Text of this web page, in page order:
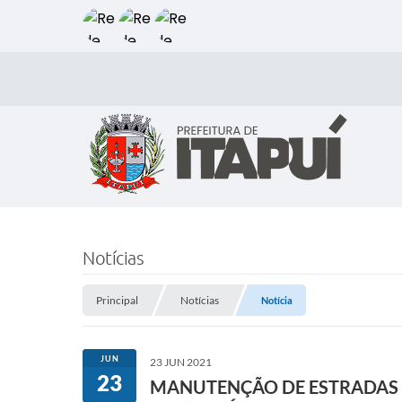
Notícias
Principal Notícias Notícia
JUN
23
23 JUN 2021
MANUTENÇÃO DE